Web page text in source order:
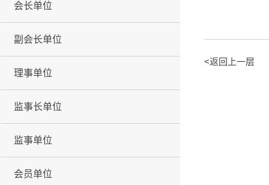
会长单位
副会长单位
理事单位
监事长单位
监事单位
会员单位
<返回上一层